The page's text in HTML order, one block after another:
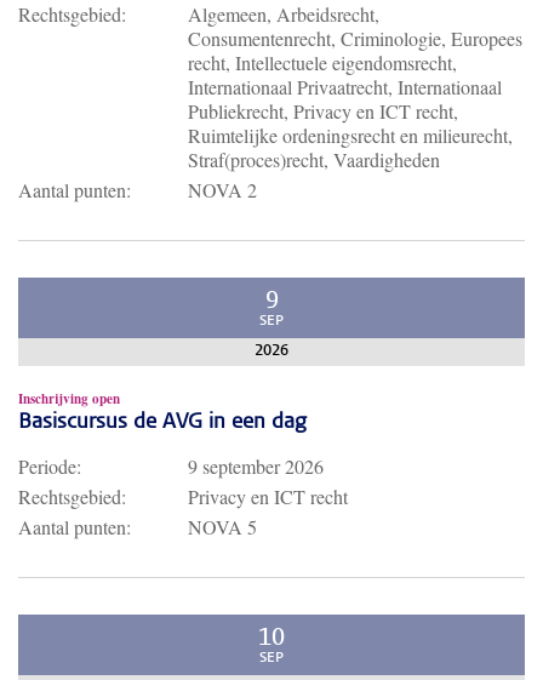
Rechtsgebied:
Algemeen, Arbeidsrecht,
Consumentenrecht, Criminologie, Europees
recht, Intellectuele eigendomsrecht,
Internationaal Privaatrecht, Internationaal
Publiekrecht, Privacy en ICT recht,
Ruimtelijke ordeningsrecht en milieurecht,
Straf(proces)recht, Vaardigheden
Aantal punten:
NOVA 2
9
SEP
2026
Inschrijving open
Basiscursus de AVG in een dag
Periode:
9 september 2026
Rechtsgebied:
Privacy en ICT recht
Aantal punten:
NOVA 5
10
SEP